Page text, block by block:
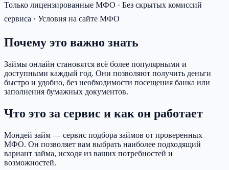
Только лицензированные МФО · Без скрытых комиссий
сервиса · Условия на сайте МФО
Почему это важно знать
Займы онлайн становятся всё более популярными и
доступными каждый год. Они позволяют получить деньги
быстро и удобно, без необходимости посещения банка или
заполнения бумажных документов.
Что это за сервис и как он работает
Мондей займ — сервис подбора займов от проверенных
МФО. Он позволяет вам выбрать наиболее подходящий
вариант займа, исходя из ваших потребностей и
возможностей.